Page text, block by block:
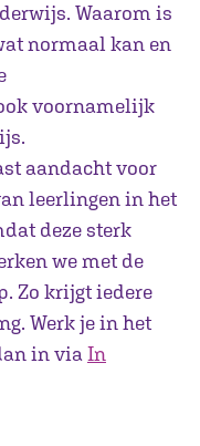
Waarom is
normaal kan en
voornamelijk
aandacht voor
leerlingen in het
deze sterk
we met de
Zo krijgt iedere
Werk je in het
in via In